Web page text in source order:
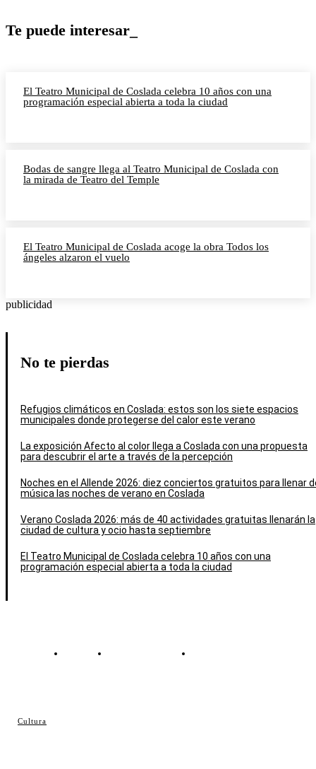
Cultura
Te puede interesar_
El Teatro Municipal de Coslada celebra 10 años con una
programación especial abierta a toda la ciudad
Bodas de sangre llega al Teatro Municipal de Coslada con
la mirada de Teatro del Temple
El Teatro Municipal de Coslada acoge la obra Todos los
ángeles alzaron el vuelo
publicidad
No te pierdas
Refugios climáticos en Coslada: estos son los siete espacios
municipales donde protegerse del calor este verano
La exposición Afecto al color llega a Coslada con una propuesta
para descubrir el arte a través de la percepción
Noches en el Allende 2026: diez conciertos gratuitos para llenar
música las noches de verano en Coslada
Verano Coslada 2026: más de 40 actividades gratuitas llenarán la
ciudad de cultura y ocio hasta septiembre
El Teatro Municipal de Coslada celebra 10 años con una
programación especial abierta a toda la ciudad
Contacto Política de cookies